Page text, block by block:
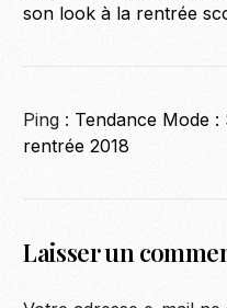
son look à la rentrée
Ping : Tendance Mode :
rentrée 2018
Laisser un